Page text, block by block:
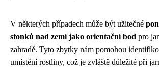
V některých případech může být užitečné
stonků nad zemí jako orientační bod pro
zahradě. Tyto zbytky nám pomohou
umístění rostliny, což je zvláště důležité při